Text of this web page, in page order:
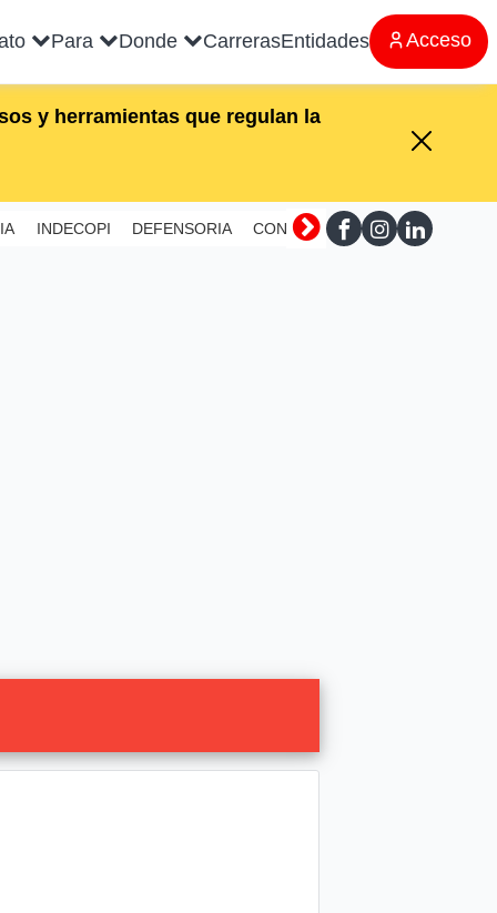
Para Donde CarrerasEntidades Acceso
y herramientas que regulan la
INDECOPI DEFENSORIA CONTRALORIA SUNAFIL